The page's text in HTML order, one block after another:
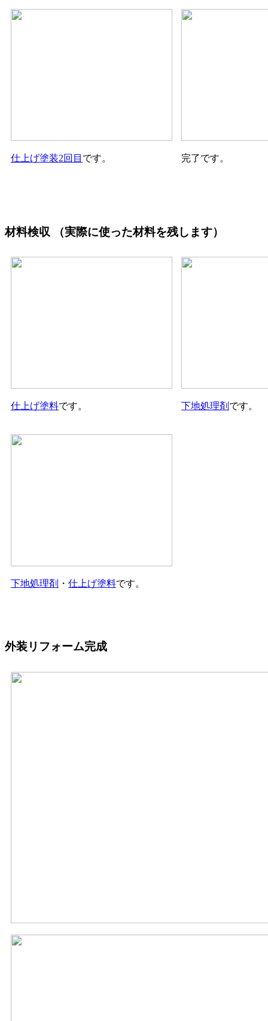
仕上げ塗装2回目 です。 完了です。
材料検収 （実際に使った材料を残します）
仕上げ塗料です。 下地処理剤 です。
下地処理剤 ・ 仕上げ塗料です。
外装リフォーム完成